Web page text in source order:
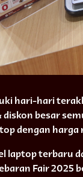
hari-hari
besar
dengan
laptop terbaru
Fair 2025